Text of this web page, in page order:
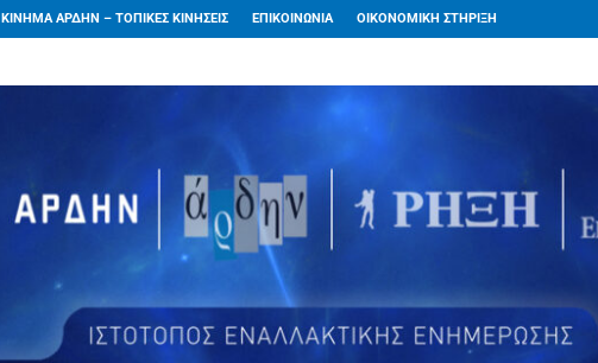
ΚΙΝΗΜΑ ΑΡΔΗΝ – ΤΟΠΙΚΕΣ ΚΙΝΗΣΕΙΣ ΕΠΙΚΟΙΝΩΝΙΑ ΟΙΚΟΝΟΜΙΚΗ ΣΤΗΡΙΞΗ